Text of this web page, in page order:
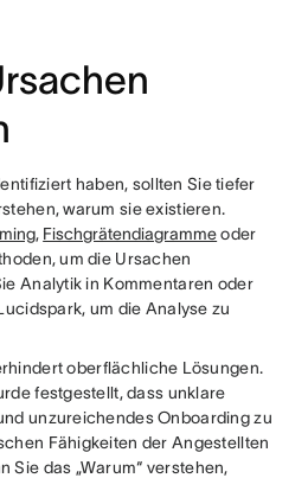
haben, sollten Sie tiefer
warum sie existieren.
, Fischgrätendiagrammeoder
um die Ursachen
Analytik in Kommentaren oder
um die Analyse zu
oberflächliche Lösungen.
festgestellt, dass unklare
unzureichendes Onboarding zu
Fähigkeiten der Angestellten
Sie das „Warum“ verstehen,